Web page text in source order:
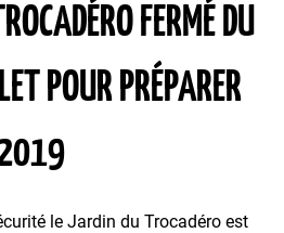
FERMÉ DU
POUR PRÉPARER
le Jardin du Trocadéro est